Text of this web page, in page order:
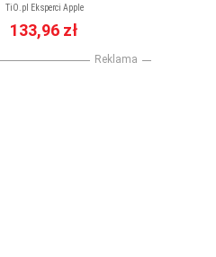
TiO.pl Eksperci Apple
133,96 zł
Reklama